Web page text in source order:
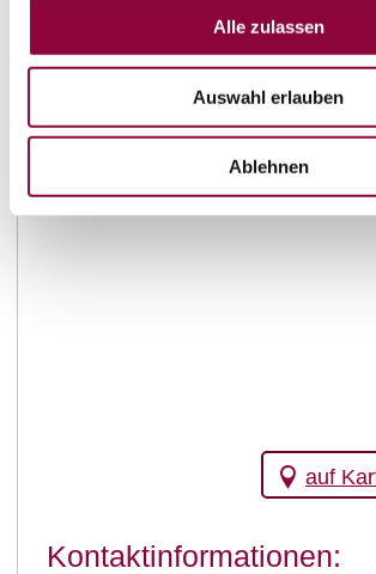
Alle zulassen
Auswahl erlauben
Ablehnen
auf
Kontaktinformationen: